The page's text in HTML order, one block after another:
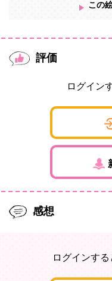
この
評価
ログイン
感想
ログインす